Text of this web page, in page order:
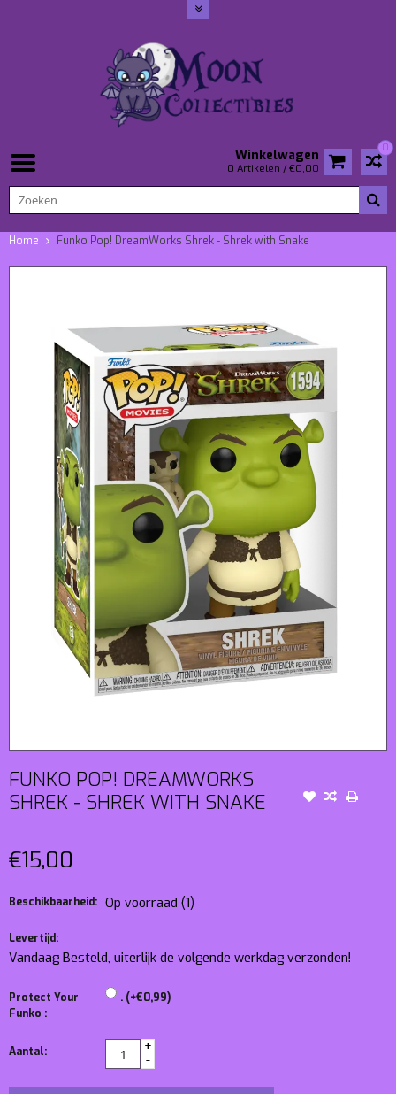
0
Winkelwagen
0 Artikelen / €0,00
Home Funko Pop! DreamWorks Shrek - Shrek with Snake
FUNKO POP! DREAMWORKS
SHREK - SHREK WITH SNAKE
€15,00
Beschikbaarheid: Op voorraad (1)
Levertijd:
Vandaag Besteld, uiterlijk de volgende werkdag verzonden!
Protect Your
Funko :
. (+€0,99)
Aantal:
+
-